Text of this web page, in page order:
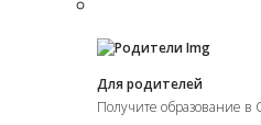
Для родителей
Получите образование в